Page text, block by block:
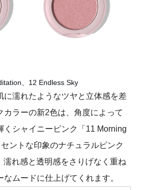
、12 Endless Sky
濡れたようなツヤと立体感を差
カラーの新2色は、角度によって
くシャイニーピンク「11 Morning
ントな印象のナチュラルピンク
濡れ感と透明感をさりげなく重ね
ムードに仕上げてくれます。